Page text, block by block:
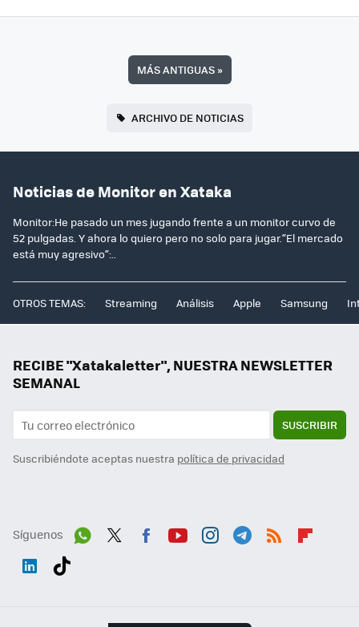
MÁS ANTIGUAS»
ARCHIVO DE NOTICIAS
Noticias de Monitor en Xataka
Monitor:He pasado un mes jugando frente a un monitor curvo de
52 pulgadas. Y ahora lo quiero pero no solo para jugar.“El mercado
está muy agresivo”:..
OTROS TEMAS: Streaming Análisis Apple Samsung
RECIBE "Xatakaletter", NUESTRA NEWSLETTER
SEMANAL
SUSCRIBIR
Suscribiéndote aceptas nuestra política de privacidad
Síguenos